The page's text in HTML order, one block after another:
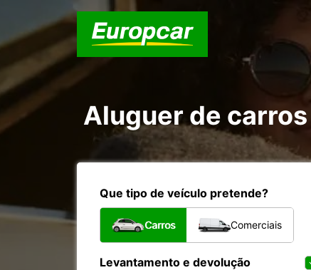
Aluguer de
Que tipo de veículo pretende?
Carros Comerciais
Levantamento e devolução